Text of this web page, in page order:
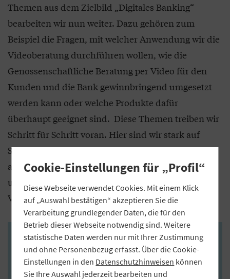
Themen aus dem Zielbild „Digitales Banking“
bearbeiten wir nun weiter. Dazu gehören zum
Beispiel die Fragen, mit welcher Anwendung wir die
Videoberatung durchführen wollen, wie die
Genossenschaftliche Beratung per Video für den
Kunden und die Bank gewinnbringend umgesetzt
werden kann oder welche Produkte dafür
überhaupt geeignet sind. Diese Themen treiben wir
Schritt für Schritt voran. Hier sind wir stark auf
Schnittstellen zu unserem Kernbankensystem
angewiesen, die aber erst nach und nach von
unserem IT-Dienstleister Fiducia & GAD zur
Verfügung gestellt werden.
Praxisleitfaden „Digitales Banking“
Der Genossenschaftsverband Bayern (GVB) hat
gemeinsam mit der VR-Bank Feuchtwangen-Dinkelsbühl
Cookie-Einstellungen für „Profil“
Diese Webseite verwendet Cookies. Mit einem Klick
auf „Auswahl bestätigen“ akzeptieren Sie die
Verarbeitung grundlegender Daten, die für den
Betrieb dieser Webseite notwendig sind. Weitere
statistische Daten werden nur mit Ihrer Zustimmung
und ohne Personenbezug erfasst. Über die Cookie-
Einstellungen in den Datenschutzhinweisen können
Sie Ihre Auswahl jederzeit bearbeiten und